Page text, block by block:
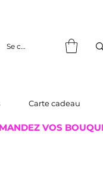
Se connecter
Carte cadeau